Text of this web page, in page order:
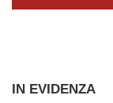
IN EVIDENZA